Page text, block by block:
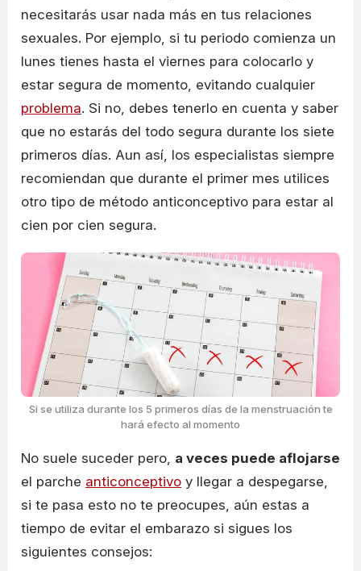
necesitarás usar nada más en tus relaciones
sexuales. Por ejemplo, si tu periodo comienza un
lunes tienes hasta el viernes para colocarlo y
estar segura de momento, evitando cualquier
problema. Si no, debes tenerlo en cuenta y saber
que no estarás del todo segura durante los siete
primeros días. Aun así, los especialistas siempre
recomiendan que durante el primer mes utilices
otro tipo de método anticonceptivo para estar al
cien por cien segura.
Si se utiliza durante los 5 primeros días de la menstruación te
hará efecto al momento
No suele suceder pero, a veces puede aflojarse
el parche anticonceptivo y llegar a despegarse,
si te pasa esto no te preocupes, aún estas a
tiempo de evitar el embarazo si sigues los
siguientes consejos: